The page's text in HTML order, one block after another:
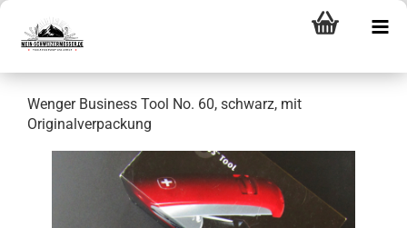
Wenger Business Tool No. 60, schwarz, mit
Originalverpackung